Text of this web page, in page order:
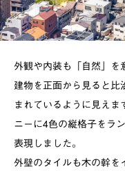
外観や内装も「自然」を
建物を正面から見ると
まれているように見え
ニーに4色の縦格子をラ
表現しました。
外壁のタイルも木の幹を